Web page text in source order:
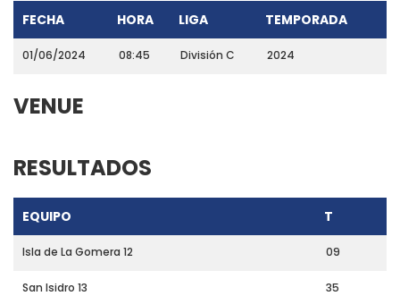
FECHA HORA LIGA TEMPORADA
01/06/2024 08:45 División C 2024
VENUE
RESULTADOS
EQUIPO T
Isla de La Gomera 12 09
San Isidro 13 35